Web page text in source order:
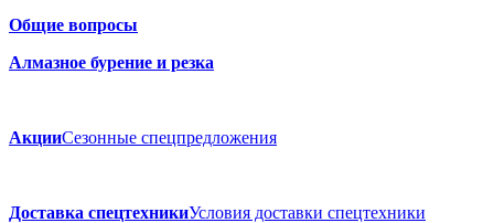
Общие вопросы
Алмазное бурение и резка
АкцииСезонные спецпредложения
Доставка спецтехникиУсловия доставки спецтехники